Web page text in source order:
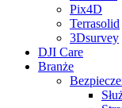
Pix4D
Terrasolid
3Dsurvey
DJI Care
Branże